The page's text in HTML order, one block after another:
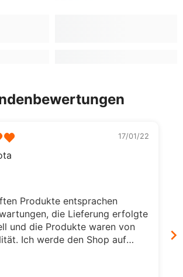
17/01/22
Produkte entsprachen
die Lieferung erfolgte
und die Produkte waren von
Ich werde den Shop auf
Freunden